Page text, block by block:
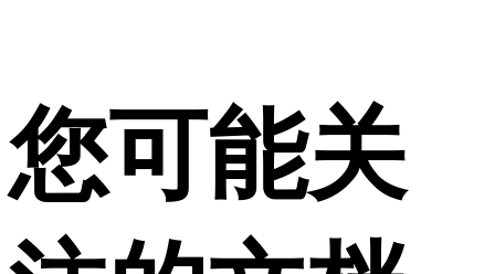
您可能关